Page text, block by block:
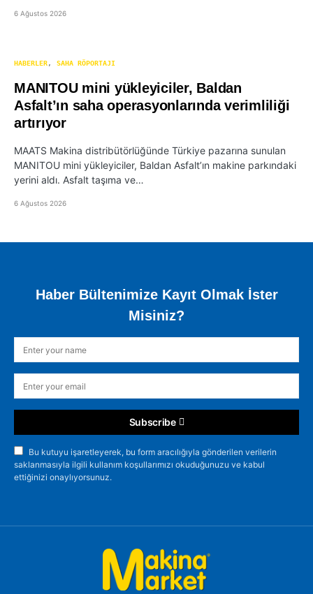
6 Ağustos 2026
HABERLER SAHA RÖPORTAJI
MANITOU mini yükleyiciler, Baldan
Asfalt’ın saha operasyonlarında verimliliği
artırıyor
MAATS Makina distribütörlüğünde Türkiye pazarına sunulan
MANITOU mini yükleyiciler, Baldan Asfalt’ın makine parkındaki
yerini aldı. Asfalt taşıma ve…
6 Ağustos 2026
Haber Bültenimize Kayıt Olmak İster
Misiniz?
Subscribe
Bu kutuyu işaretleyerek, bu form aracılığıyla gönderilen verilerin
saklanmasıyla ilgili kullanım koşullarımızı okuduğunuzu ve kabul
ettiğinizi onaylıyorsunuz.